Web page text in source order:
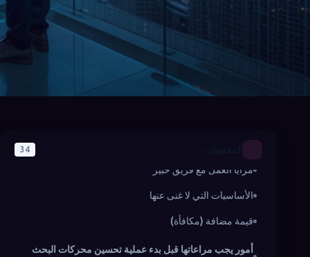
34 ظهور عالٍ في محركات البحث
مزايا العمل مع فريق خبير
الأساسيات التي لا غنى عنها
قيمة مضافة (مكافأة)
أمور يجب مراعاتها قبل بدء عملية تحسين محركات البحث